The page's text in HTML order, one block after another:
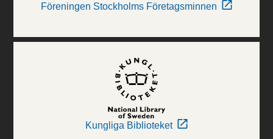
Föreningen Stockholms Företagsminnen
Kungliga Biblioteket